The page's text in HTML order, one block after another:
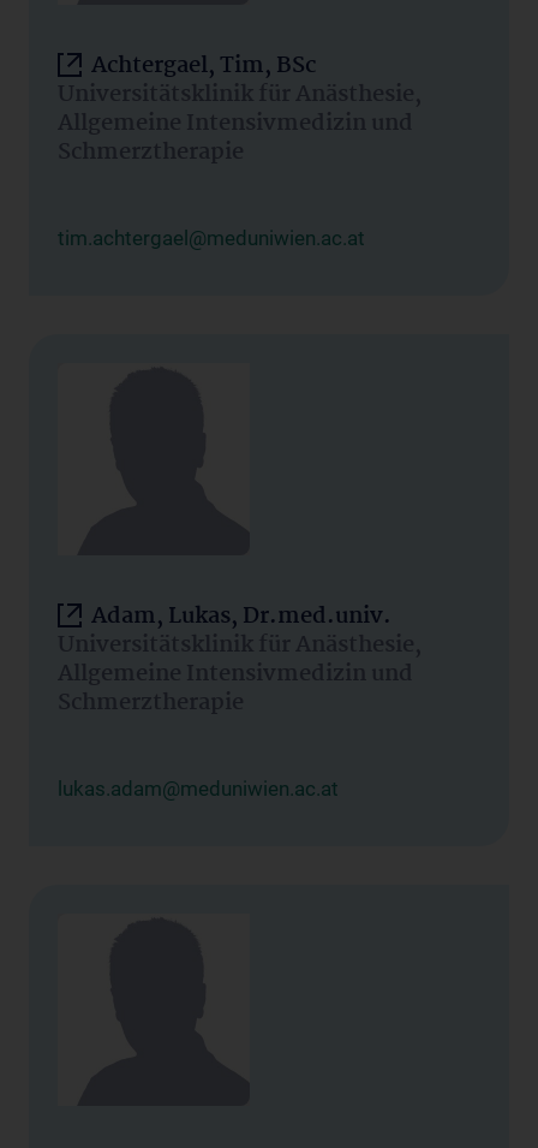
Achtergael, Tim, BSc
Universitätsklinik für Anästhesie,
Allgemeine Intensivmedizin und
Schmerztherapie
tim.achtergael@meduniwien.ac.at
Adam, Lukas, Dr.med.univ.
Universitätsklinik für Anästhesie,
Allgemeine Intensivmedizin und
Schmerztherapie
lukas.adam@meduniwien.ac.at